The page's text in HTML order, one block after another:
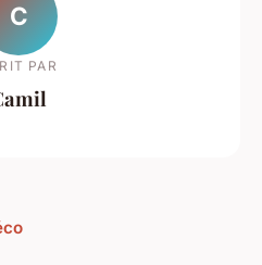
C
PAR